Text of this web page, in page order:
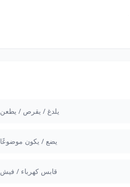
يلدغ / يقرص / يطعن
يضع / يكون موضوعًا
قابس كهرباء / فيش